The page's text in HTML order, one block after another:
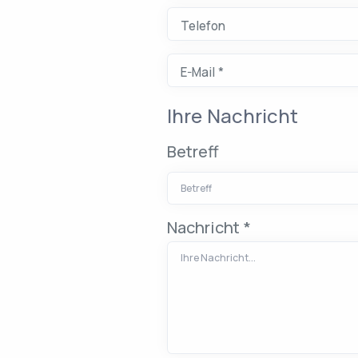
Telefon
E-Mail *
Ihre Nachricht
Betreff
Nachricht *